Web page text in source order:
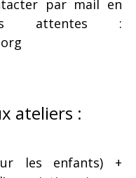
par mail en
attentes :
ateliers :
les enfants) +